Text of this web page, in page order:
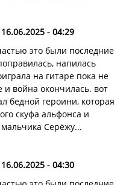
- 04:29
это были последние
напилась
на гитаре пока не
и война окончилась. вот
бедной героини, которая
скуфа альфонса и
Серёжу...
- 04:30